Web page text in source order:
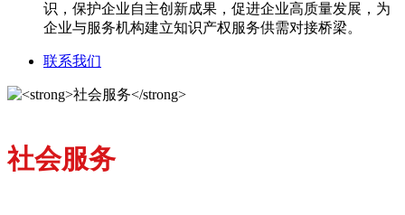
识，保护企业自主创新成果，促进企业高质量发展，为
企业与服务机构建立知识产权服务供需对接桥梁。
联系我们
社会服务